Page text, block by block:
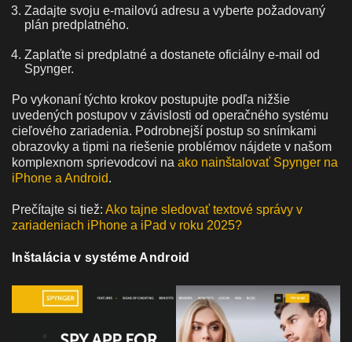
Zadajte svoju e-mailovú adresu a vyberte požadovaný
plán predplatného.
Zaplaťte si predplatné a dostanete oficiálny e-mail od
Spynger.
Po vykonaní týchto krokov postupujte podľa nižšie
uvedených postupov v závislosti od operačného systému
cieľového zariadenia. Podrobnejší postup so snímkami
obrazovky a tipmi na riešenie problémov nájdete v našom
komplexnom sprievodcovi na ako nainštalovať Spynger na
iPhone a Android.
Prečítajte si tiež: Ako tajne sledovať textové správy v
zariadeniach iPhone a iPad v roku 2025?
Inštalácia v systéme Android